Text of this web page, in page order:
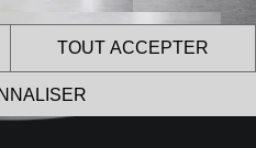
TOUT ACCEPTER